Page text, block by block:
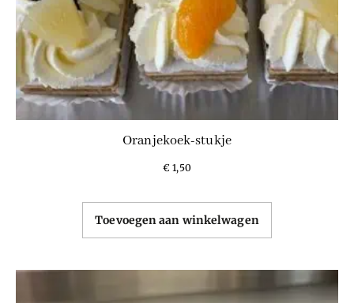
Oranjekoek-stukje
€ 1,50
Toevoegen aan winkelwagen